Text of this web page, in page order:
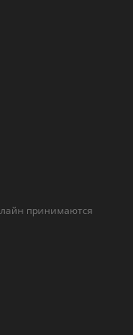
принимаются